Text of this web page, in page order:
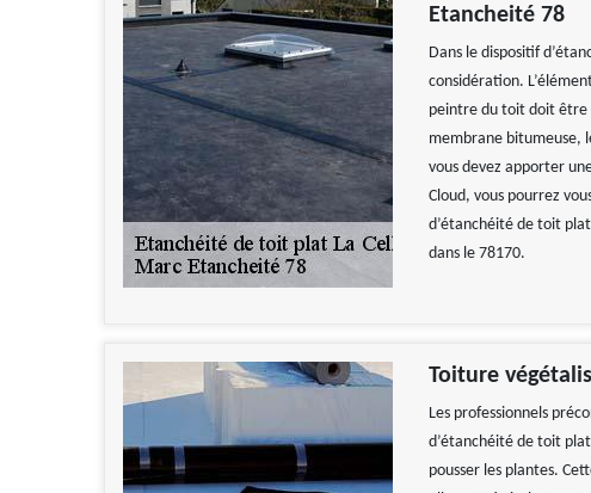
Etancheité 78
Dans le dispositif
considération.
peintre du toit doit être
membrane bitumeuse,
vous devez apporter
Cloud, vous pourrez
d’étanchéité de toit
dans le 78170.
Toiture
Les professionnels
d’étanchéité de toit
pousser les plantes.